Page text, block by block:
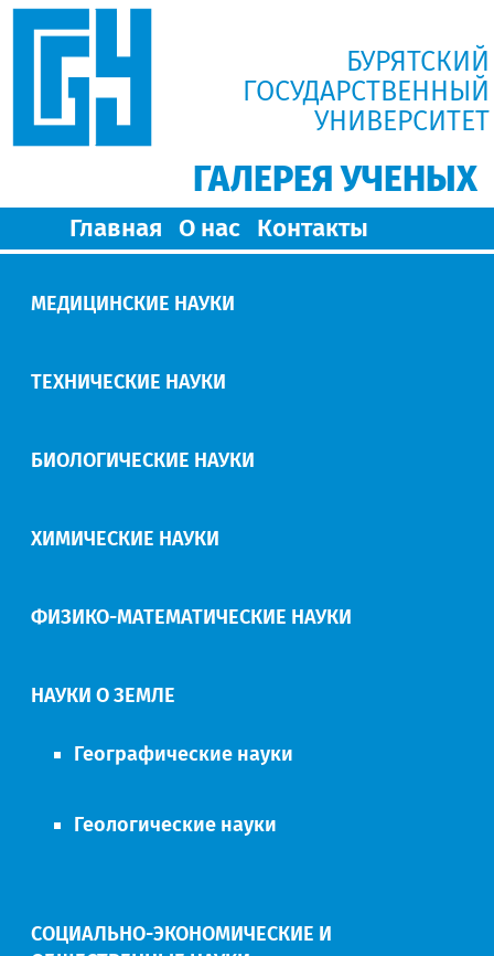
БУРЯТСКИЙ
ГОСУДАРСТВЕННЫЙ
УНИВЕРСИТЕТ
ГАЛЕРЕЯ УЧЕНЫХ
Главная О нас Контакты
МЕДИЦИНСКИЕ НАУКИ
ТЕХНИЧЕСКИЕ НАУКИ
БИОЛОГИЧЕСКИЕ НАУКИ
ХИМИЧЕСКИЕ НАУКИ
ФИЗИКО-МАТЕМАТИЧЕСКИЕ НАУКИ
НАУКИ О ЗЕМЛЕ
Географические науки
Геологические науки
СОЦИАЛЬНО-ЭКОНОМИЧЕСКИЕ И